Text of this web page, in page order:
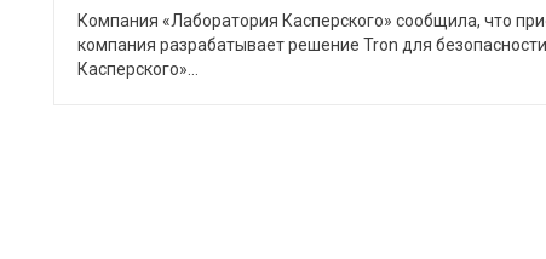
Компания «Лаборатория Касперского» сообщила, что
компания разрабатывает решение Tron для
Касперского»